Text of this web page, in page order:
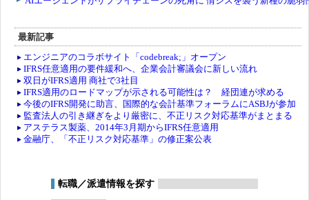
最新記事
エンジニアのコラボサイト「codebreak;」オープン
IFRS任意適用の要件緩和へ、企業会計審議会に新しい流れ
双日がIFRS適用 商社で3社目
IFRS適用のロードマップが示される可能性は？ 経団連が求める
今後のIFRS開発に助言、国際的な会計基準フォーラムにASBJが参加
監査法人の引き継ぎをより厳密に、不正リスク対応基準がまとまる
アステラス製薬、2014年3月期からIFRS任意適用
金融庁、「不正リスク対応基準」の修正案公表
転職／派遣情報を探す